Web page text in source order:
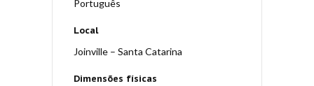
Português
Local
Joinville – Santa Catarina
Dimensões físicas